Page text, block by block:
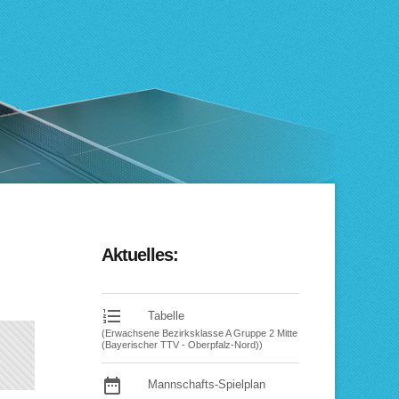
Aktuelles:
format_list_numbered Tabelle
(Erwachsene Bezirksklasse A Gruppe 2 Mitte
(Bayerischer TTV - Oberpfalz-Nord))
date_range Mannschafts-Spielplan